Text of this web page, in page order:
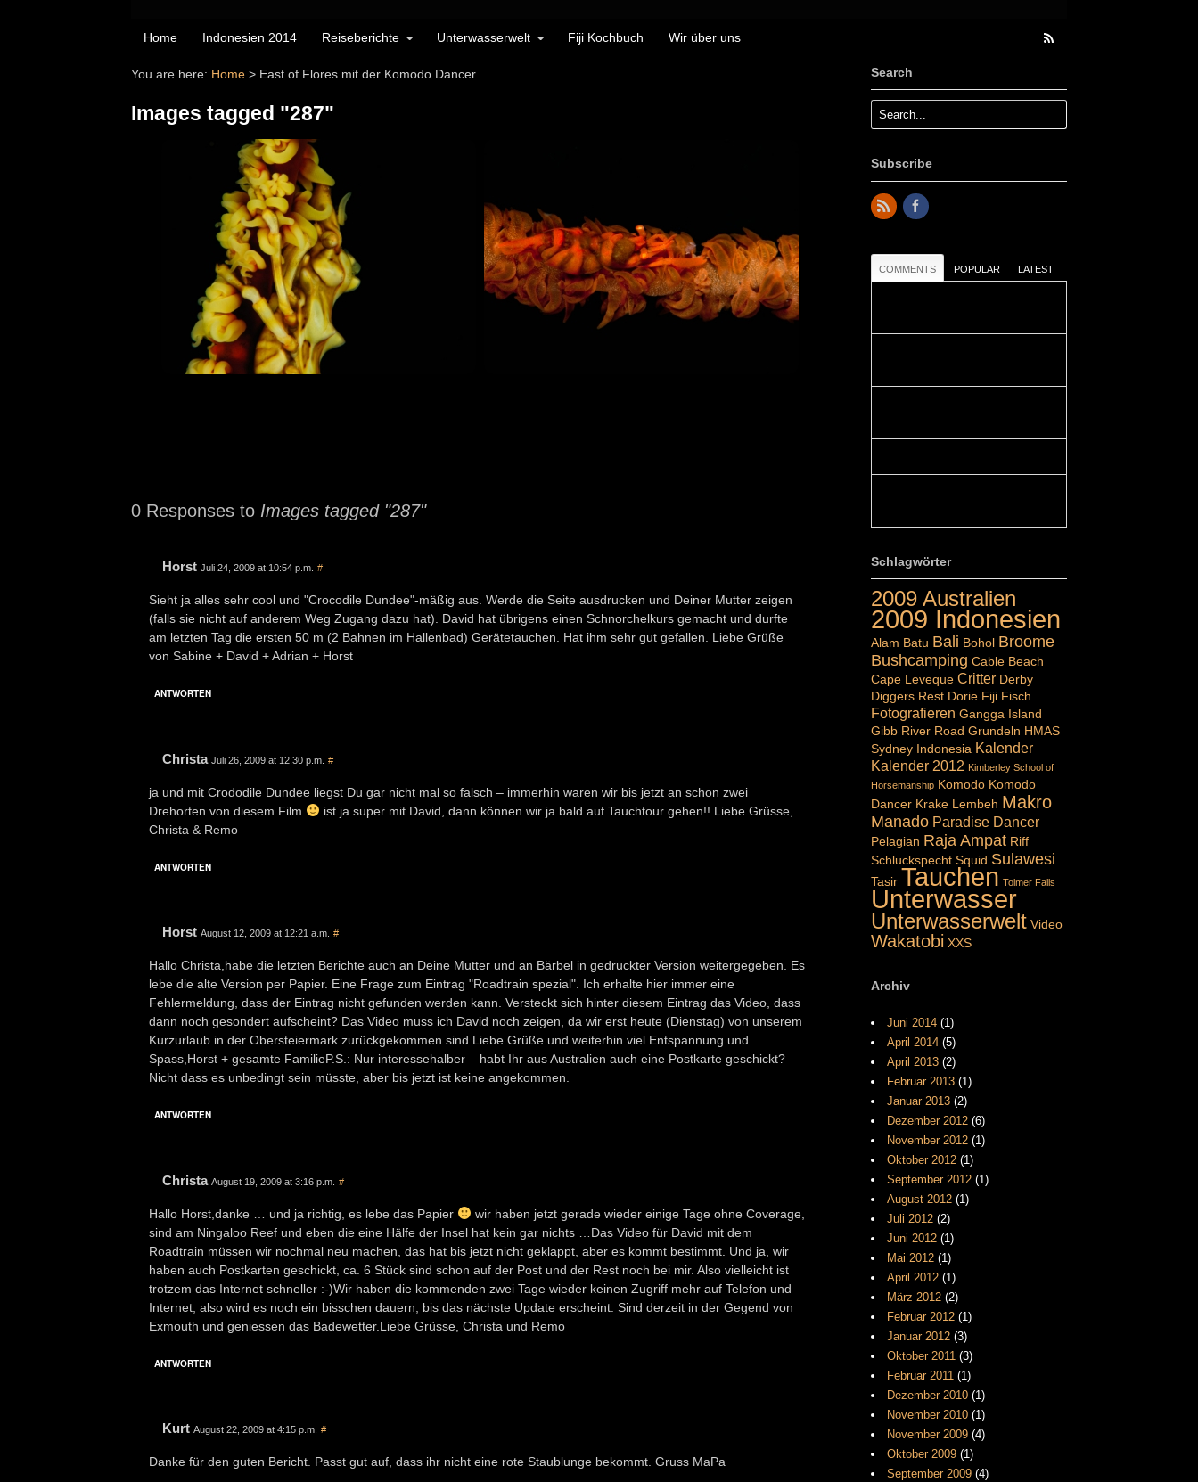
Home Indonesien 2014 Reiseberichte Unterwasserwelt Fiji Kochbuch Wir über uns
You are here: Home > East of Flores mit der Komodo Dancer
Images tagged "287"
0 Responses to Images tagged "287"
Horst Juli 24, 2009 at 10:54 p.m. #
Sieht ja alles sehr cool und "Crocodile Dundee"-mäßig aus. Werde die Seite ausdrucken und Deiner Mutter zeigen
(falls sie nicht auf anderem Weg Zugang dazu hat). David hat übrigens einen Schnorchelkurs gemacht und durfte
am letzten Tag die ersten 50 m (2 Bahnen im Hallenbad) Gerätetauchen. Hat ihm sehr gut gefallen. Liebe Grüße
von Sabine + David + Adrian + Horst
ANTWORTEN
Christa Juli 26, 2009 at 12:30 p.m. #
ja und mit Crododile Dundee liegst Du gar nicht mal so falsch – immerhin waren wir bis jetzt an schon zwei
Drehorten von diesem Film
ist ja super mit David, dann können wir ja bald auf Tauchtour gehen!! Liebe Grüsse,
Christa & Remo
ANTWORTEN
Horst August 12, 2009 at 12:21 a.m. #
Hallo Christa,habe die letzten Berichte auch an Deine Mutter und an Bärbel in gedruckter Version weitergegeben. Es
lebe die alte Version per Papier. Eine Frage zum Eintrag "Roadtrain spezial". Ich erhalte hier immer eine
Fehlermeldung, dass der Eintrag nicht gefunden werden kann. Versteckt sich hinter diesem Eintrag das Video, dass
dann noch gesondert aufscheint? Das Video muss ich David noch zeigen, da wir erst heute (Dienstag) von unserem
Kurzurlaub in der Obersteiermark zurückgekommen sind.Liebe Grüße und weiterhin viel Entspannung und
Spass,Horst + gesamte FamilieP.S.: Nur interessehalber – habt Ihr aus Australien auch eine Postkarte geschickt?
Nicht dass es unbedingt sein müsste, aber bis jetzt ist keine angekommen.
ANTWORTEN
Christa August 19, 2009 at 3:16 p.m. #
Hallo Horst,danke … und ja richtig, es lebe das Papier
wir haben jetzt gerade wieder einige Tage ohne Coverage,
sind am Ningaloo Reef und eben die eine Hälfe der Insel hat kein gar nichts …Das Video für David mit dem
Roadtrain müssen wir nochmal neu machen, das hat bis jetzt nicht geklappt, aber es kommt bestimmt. Und ja, wir
haben auch Postkarten geschickt, ca. 6 Stück sind schon auf der Post und der Rest noch bei mir. Also vielleicht ist
trotzem das Internet schneller :-)Wir haben die kommenden zwei Tage wieder keinen Zugriff mehr auf Telefon und
Internet, also wird es noch ein bisschen dauern, bis das nächste Update erscheint. Sind derzeit in der Gegend von
Exmouth und geniessen das Badewetter.Liebe Grüsse, Christa und Remo
ANTWORTEN
Kurt August 22, 2009 at 4:15 p.m. #
Danke für den guten Bericht. Passt gut auf, dass ihr nicht eine rote Staublunge bekommt. Gruss MaPa
Search
Subscribe
COMMENTS POPULAR LATEST
Schlagwörter
2009 Australien
2009 Indonesien
Alam Batu Bali Bohol Broome
Bushcamping Cable Beach
Cape Leveque Critter Derby
Diggers Rest Dorie Fiji Fisch
Fotografieren Gangga Island
Gibb River Road Grundeln HMAS
Sydney Indonesia Kalender
Kalender 2012 Kimberley School of
Horsemanship Komodo Komodo
Dancer Krake Lembeh Makro
Manado Paradise Dancer
Pelagian Raja Ampat Riff
Schluckspecht Squid Sulawesi
Tasir Tauchen Tolmer Falls
Unterwasser
Unterwasserwelt Video
Wakatobi XXS
Archiv
Juni 2014(1)
April 2014(5)
April 2013(2)
Februar 2013(1)
Januar 2013(2)
Dezember 2012(6)
November 2012(1)
Oktober 2012(1)
September 2012(1)
August 2012(1)
Juli 2012(2)
Juni 2012(1)
Mai 2012(1)
April 2012(1)
März 2012(2)
Februar 2012(1)
Januar 2012(3)
Oktober 2011(3)
Februar 2011(1)
Dezember 2010(1)
November 2010(1)
November 2009(4)
Oktober 2009(1)
September 2009(4)